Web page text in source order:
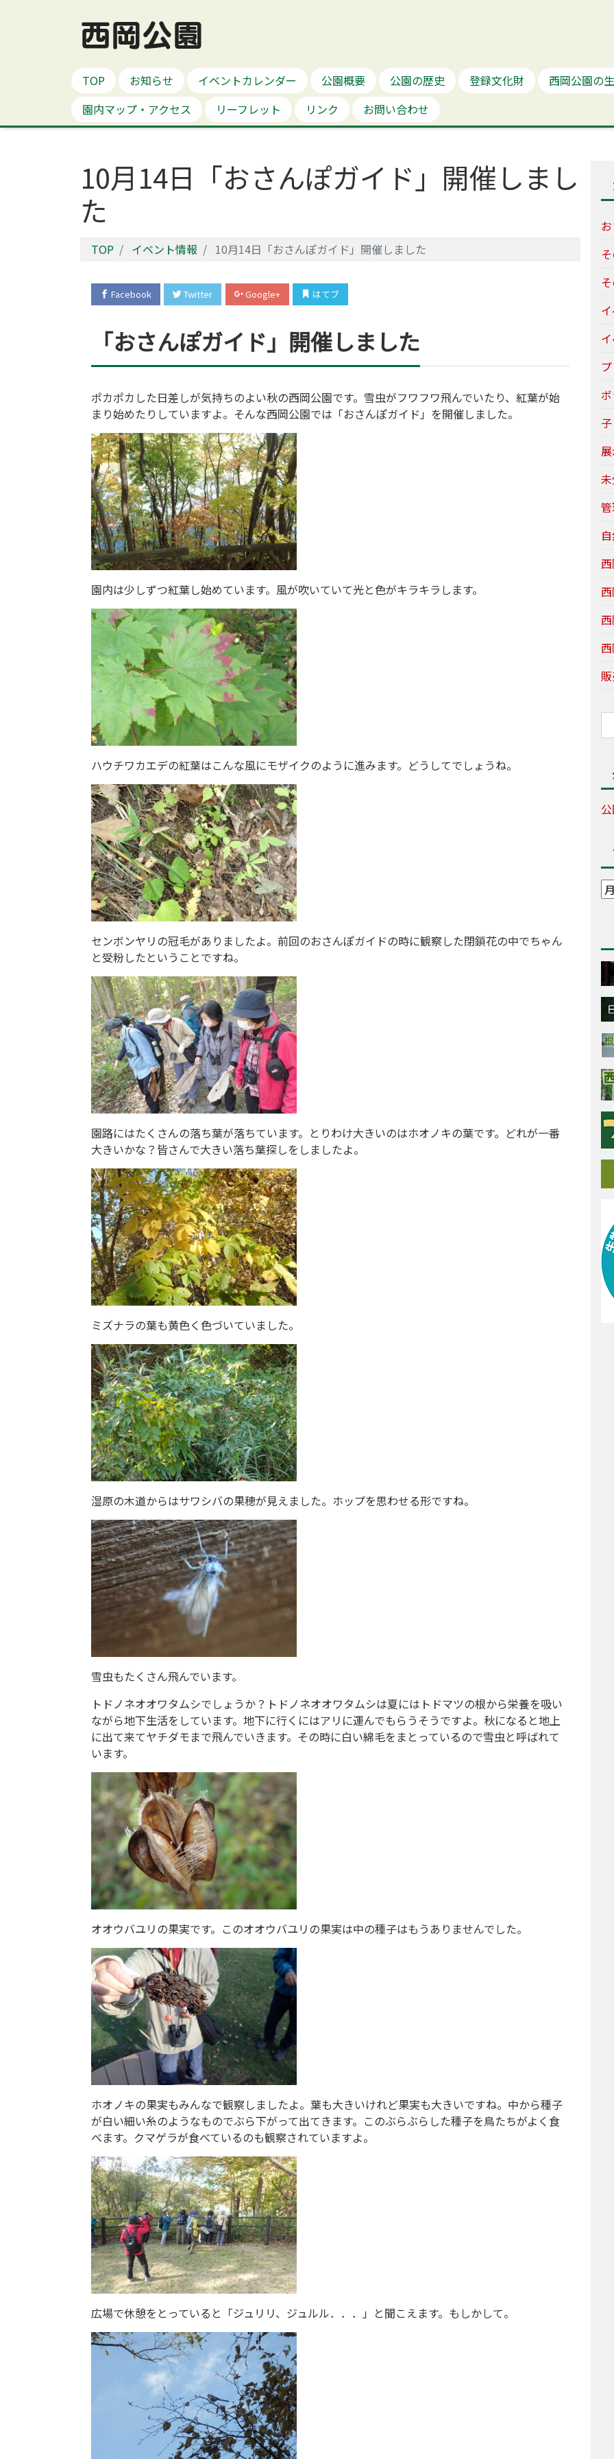
西岡公園
TOP お知らせ イベントカレンダー 公園概要 公園の歴史 登録文化財
西岡公園の
園内マップ・アクセス
リーフレット リンク お問い合わせ
10月14日「おさんぽガイド」開催しまし
た
TOP イベント情報 10月14日「おさんぽガイド」開催しました
Facebook Twitter Google+ はてブ
「おさんぽガイド」開催しました
ポカポカした日差しが気持ちのよい秋の西岡公園です。雪虫がフワフワ飛んでいたり、紅葉が始
まり始めたりしていますよ。そんな西岡公園では「おさんぽガイド」を開催しました。
園内は少しずつ紅葉し始めています。風が吹いていて光と色がキラキラします。
ハウチワカエデの紅葉はこんな風にモザイクのように進みます。どうしてでしょうね。
センボンヤリの冠毛がありましたよ。前回のおさんぽガイドの時に観察した閉鎖花の中でちゃん
と受粉したということですね。
園路にはたくさんの落ち葉が落ちています。とりわけ大きいのはホオノキの葉です。どれが一番
大きいかな？皆さんで大きい落ち葉探しをしましたよ。
ミズナラの葉も黄色く色づいていました。
湿原の木道からはサワシバの果穂が見えました。ホップを思わせる形ですね。
雪虫もたくさん飛んでいます。
トドノネオオワタムシでしょうか？トドノネオオワタムシは夏にはトドマツの根から栄養を吸い
ながら地下生活をしています。地下に行くにはアリに運んでもらうそうですよ。秋になると地上
に出て来てヤチダモまで飛んでいきます。その時に白い綿毛をまとっているので雪虫と呼ばれて
います。
オオウバユリの果実です。このオオウバユリの果実は中の種子はもうありませんでした。
ホオノキの果実もみんなで観察しましたよ。葉も大きいけれど果実も大きいですね。中から種子
が白い細い糸のようなものでぶら下がって出てきます。このぶらぶらした種子を鳥たちがよく食
べます。クマゲラが食べているのも観察されていますよ。
広場で休憩をとっていると「ジュリリ、ジュルル．．．」と聞こえます。もしかして。